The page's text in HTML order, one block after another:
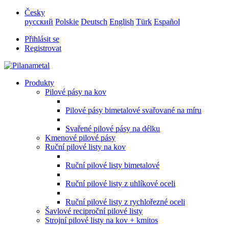
Česky
русский Polskie Deutsch English Türk Español
Přihlásit se
Registrovat
Produkty
Pilové pásy na kov
Pilové pásy bimetalové svařované na míru
Svařené pilové pásy na délku
Kmenové pilové pásy
Ruční pilové listy na kov
Ruční pilové listy bimetalové
Ruční pilové listy z uhlíkové oceli
Ruční pilové listy z rychlořezné oceli
Šavlové reciproční pilové listy
Strojní pilové listy na kov + kmitos